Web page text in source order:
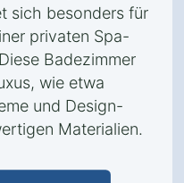
sich besonders für
privaten Spa-
Badezimmer
wie etwa
und Design-
Materialien.